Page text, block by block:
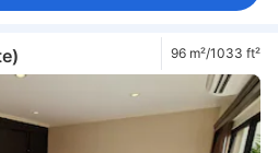
96 m²/1033 ft²